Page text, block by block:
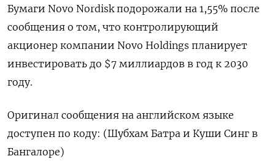
Бумаги Novo Nordisk подорожали на 1,55% после
сообщения о том, что контролирующий
акционер компании Novo Holdings планирует
инвестировать до $7 миллиардов в год к 2030
году.
Оригинал сообщения на английском языке
доступен по коду: (Шубхам Батра и Куши Синг в
Бангалоре)